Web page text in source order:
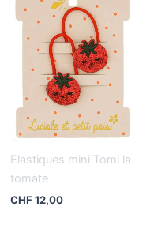
Elastiques mini Tomi la
tomate
CHF12,00